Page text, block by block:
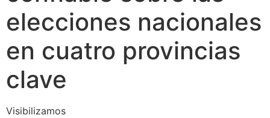
elecciones nacionales
en cuatro provincias
clave
Visibilizamos